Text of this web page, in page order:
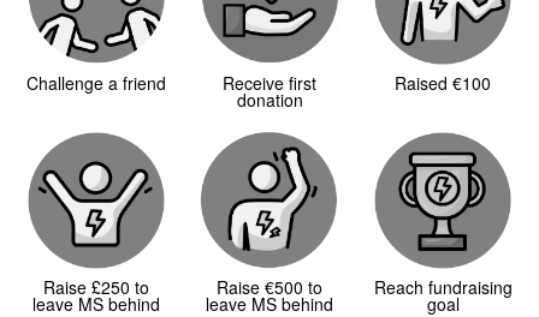
Challenge a friend Receive first
donation
Raised €100
Raise £250 to
leave MS behind
Raise €500 to
leave MS behind
Reach fundraising
goal